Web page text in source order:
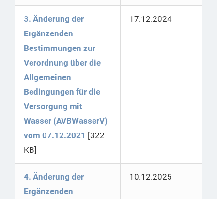
3. Änderung der
Ergänzenden
Bestimmungen zur
Verordnung über die
Allgemeinen
Bedingungen für die
Versorgung mit
Wasser (AVBWasserV)
vom 07.12.2021 [322
KB]
17.12.2024
4. Änderung der
Ergänzenden
10.12.2025